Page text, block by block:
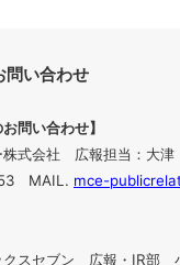
問い合わせ
問い合わせ】
株式会社 広報担当：大津
MAIL. mce-
クスセブン 広報・IR部